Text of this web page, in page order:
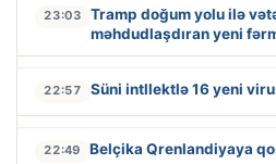
23:03
Tramp doğum yolu ilə
məhdudlaşdıran yeni
22:57 Süni intllektlə 16 yeni
22:49 Belçika Qrenlandiyaya